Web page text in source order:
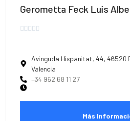
Gerometta Feck Luis
    
Avinguda Hispanitat, 44, 46520
Valencia
+34 962 68 11 27
Más